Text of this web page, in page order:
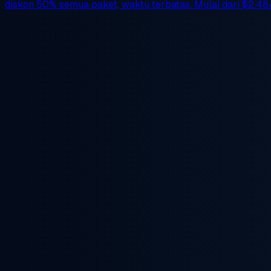
diskon 50% semua paket, waktu terbatas. Mulai dari